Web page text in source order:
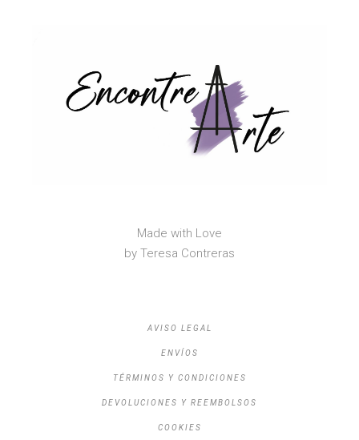
Made with Love
by Teresa Contreras
AVISO LEGAL
ENVÍOS
TÉRMINOS Y CONDICIONES
DEVOLUCIONES Y REEMBOLSOS
COOKIES